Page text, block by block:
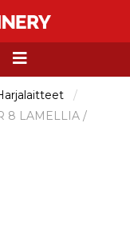
8 LAMELLIA /